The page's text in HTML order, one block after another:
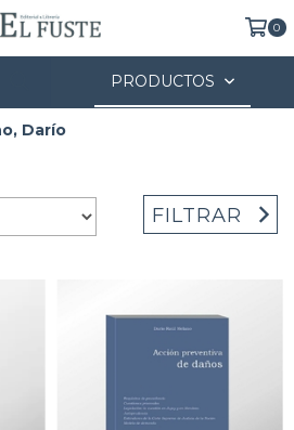
0
PRODUCTOS
Darío
FILTRAR